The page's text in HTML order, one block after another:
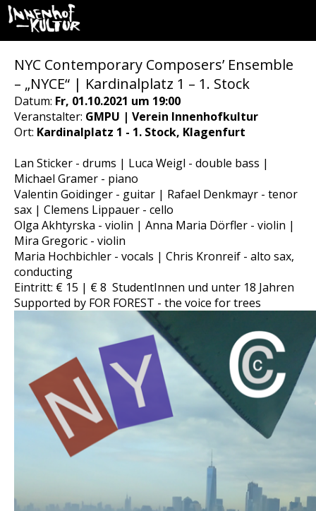
NYC Contemporary Composers’ Ensemble
– „NYCE“ | Kardinalplatz 1 – 1. Stock
Datum: Fr, 01.10.2021 um 19:00
Veranstalter: GMPU | Verein Innenhofkultur
Ort: Kardinalplatz 1 - 1. Stock, Klagenfurt
Lan Sticker - drums | Luca Weigl - double bass |
Michael Gramer - piano
Valentin Goidinger - guitar | Rafael Denkmayr - tenor
sax | Clemens Lippauer - cello
Olga Akhtyrska - violin | Anna Maria Dörfler - violin |
Mira Gregoric - violin
Maria Hochbichler - vocals | Chris Kronreif - alto sax,
conducting
Eintritt: € 15 | € 8 StudentInnen und unter 18 Jahren
Supported by FOR FOREST - the voice for trees